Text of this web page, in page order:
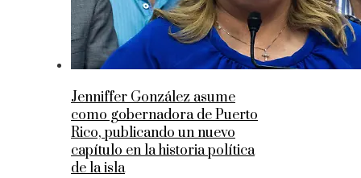
Jenniffer González asume
como gobernadora de Puerto
Rico, publicando un nuevo
capítulo en la historia política
de la isla